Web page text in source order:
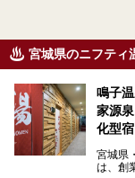
宮城県のニフティ
鳴子
家源
化型宿
宮城県
は、創